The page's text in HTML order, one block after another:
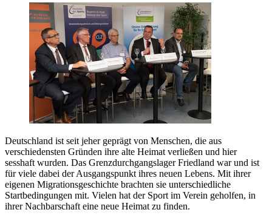
Deutschland ist seit jeher geprägt von Menschen, die aus
verschiedensten Gründen ihre alte Heimat verließen und hier
sesshaft wurden. Das Grenzdurchgangslager Friedland war und ist
für viele dabei der Ausgangspunkt ihres neuen Lebens. Mit ihrer
eigenen Migrationsgeschichte brachten sie unterschiedliche
Startbedingungen mit. Vielen hat der Sport im Verein geholfen, in
ihrer Nachbarschaft eine neue Heimat zu finden.